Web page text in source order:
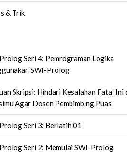
& Trik
Seri 4: Pemrograman Logika
SWI-Prolog
Skripsi: Hindari Kesalahan Fatal Ini
Agar Dosen Pembimbing Puas
Seri 3: Berlatih 01
Seri 2: Memulai SWI-Prolog